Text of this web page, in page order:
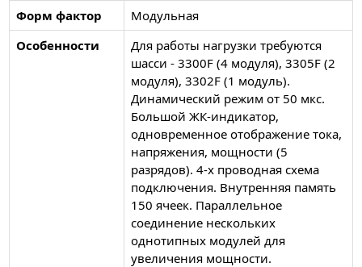
Форм фактор
Модульная
Особенности
Для работы нагрузки требуются
шасси - 3300F (4 модуля), 3305F (2
модуля), 3302F (1 модуль).
Динамический режим от 50 мкс.
Большой ЖК-индикатор,
одновременное отображение тока,
напряжения, мощности (5
разрядов). 4-х проводная схема
подключения. Внутренняя память
150 ячеек. Параллельное
соединение нескольких
однотипных модулей для
увеличения мощности.